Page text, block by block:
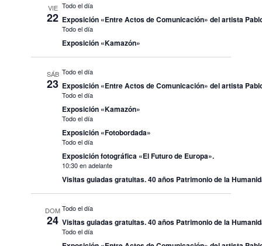
VIE
22
Todo el día
Exposición «Entre Actos de Comunicación» del artista
Todo el día
Exposición «Kamazón»
SÁB
23
Todo el día
Exposición «Entre Actos de Comunicación» del artista
Todo el día
Exposición «Kamazón»
Todo el día
Exposición «Fotobordada»
Todo el día
Exposición fotográfica «El Futuro de Europa».
10:30 en adelante
Visitas guiadas gratuitas. 40 años Patrimonio de la
DOM
24
Todo el día
Visitas guiadas gratuitas. 40 años Patrimonio de la
Todo el día